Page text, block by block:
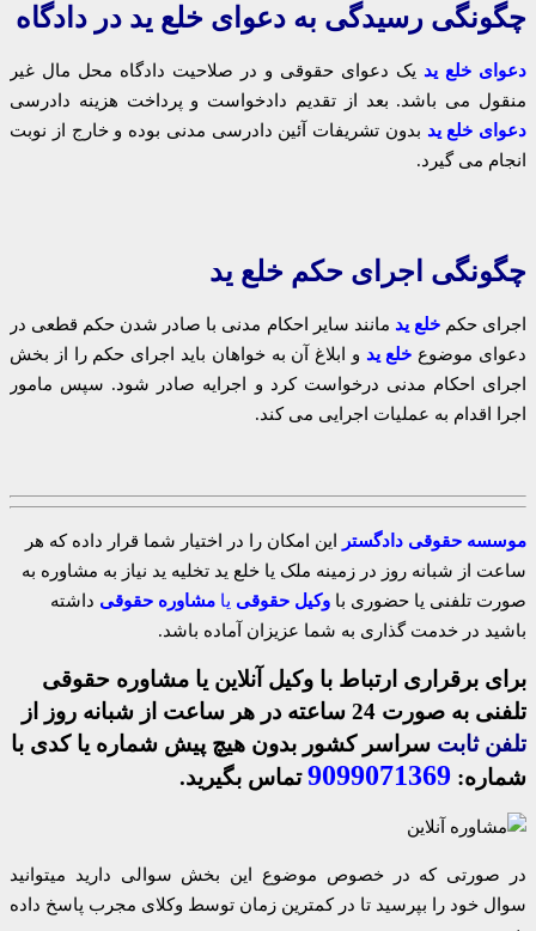
چگونگی رسیدگی به دعوای خلع ید در دادگاه
دعوای خلع ید یک دعوای حقوقی و در صلاحیت دادگاه محل مال غیر
منقول می باشد. بعد از تقدیم دادخواست و پرداخت هزینه دادرسی
دعوای خلع ید بدون تشریفات آئین دادرسی مدنی بوده و خارج از نوبت
انجام می گیرد.
چگونگی اجرای حکم خلع ید
اجرای حکمخلع ید مانند سایر احکام مدنی با صادر شدن حکم قطعی در
دعوای موضوع خلع ید و ابلاغ آن به خواهان باید اجرای حکم را از بخش
اجرای احکام مدنی درخواست کرد و اجرایه صادر شود. سپس مامور
اجرا اقدام به عملیات اجرایی می کند.
موسسه حقوقی دادگستر
این امکان را در اختیار شما قرار داده که هر
ساعت از شبانه روز در زمینه ملک یا خلع ید تخلیه ید نیاز به مشاوره به
صورت تلفنی یا حضوری با وکیل حقوقی یا مشاوره حقوقی داشته
باشید در خدمت گذاری به شما عزیزان آماده باشد.
برای برقراری ارتباط با وکیل آنلاین یا مشاوره حقوقی
تلفنی به صورت 24 ساعته در هر ساعت از شبانه روز از
تلفن ثابت سراسر کشور بدون هیچ پیش شماره یا کدی با
شماره: 9099071369تماس بگیرید.
در صورتی که در خصوص موضوع این بخش سوالی دارید میتوانید
سوال خود را بپرسید تا در کمترین زمان توسط وکلای مجرب پاسخ داده